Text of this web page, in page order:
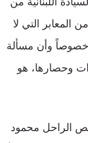
المعابر التي لا
خصوصاً وأن مسألة
وحصارها، هو
الراحل محمود